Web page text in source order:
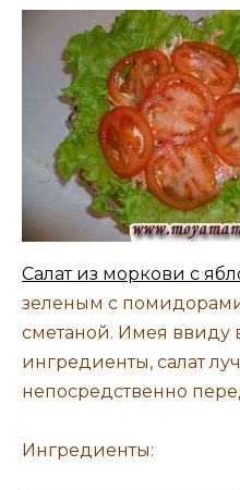
Салат из моркови с
зеленым с
сметаной. Имея ввиду
ингредиенты, салат
непосредственно
Ингредиенты: